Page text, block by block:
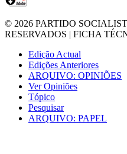
© 2026 PARTIDO
RESERVADOS | FICHA
Edição Actual
Edições Anteriores
ARQUIVO: OPINIÕES
Ver Opiniões
Tópico
Pesquisar
ARQUIVO: PAPEL